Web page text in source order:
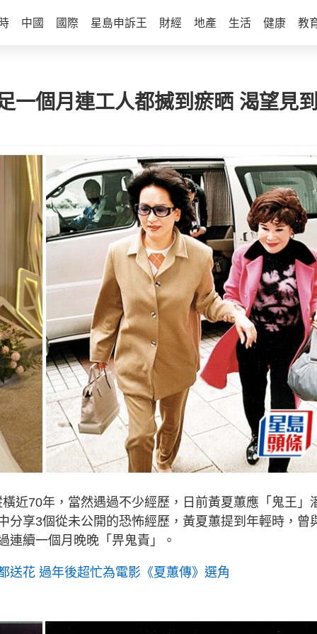
中國 國際 星島申訴王 財經 地產 生活 健康 教
一個月連工人都搣到瘀晒 渴望見
近70年，當然遇過不少經歷，日前黃夏蕙應「鬼王」
分享3個從未公開的恐怖經歷，黃夏蕙提到年輕時，曾
連續一個月晚晚「畀鬼責」。
送花 過年後超忙為電影《夏蕙傳》選角